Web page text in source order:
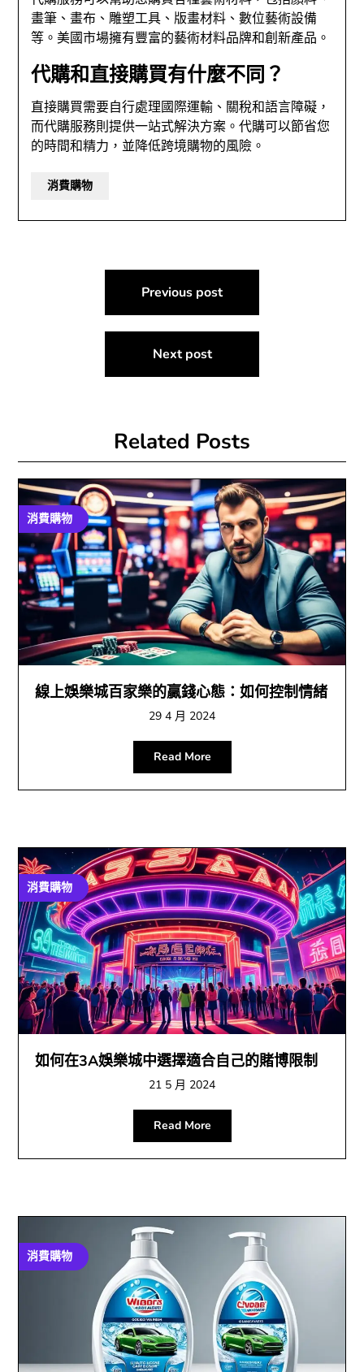
畫筆、畫布、雕塑工具、版畫材料、數位藝術設備
等。美國市場擁有豐富的藝術材料品牌和創新產品。
代購和直接購買有什麼不同？
直接購買需要自行處理國際運輸、關稅和語言障礙，
而代購服務則提供一站式解決方案。代購可以節省您
的時間和精力，並降低跨境購物的風險。
消費購物
Previous post
Next post
Related Posts
消費購物
線上娛樂城百家樂的贏錢心態：如何控制情緒
29 4 月 2024
Read More
消費購物
如何在3A娛樂城中選擇適合自己的賭博限制
21 5 月 2024
Read More
消費購物